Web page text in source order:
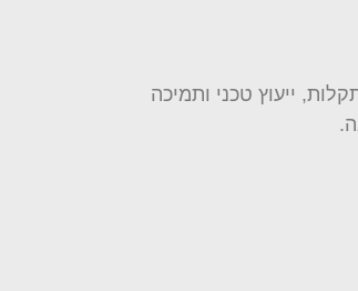
ומעניק מענה לתקלות, ייעוץ טכני ותמיכה